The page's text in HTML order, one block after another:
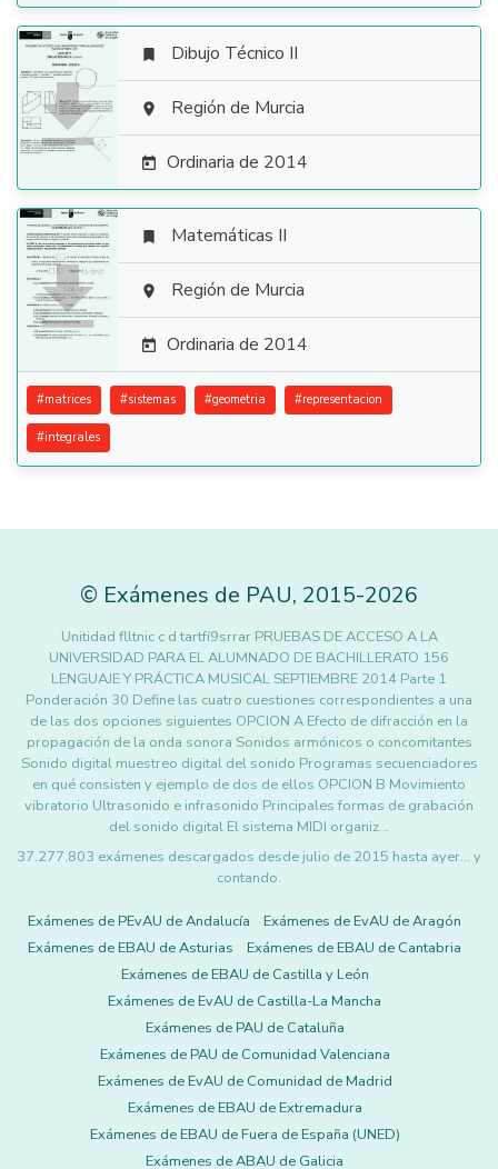

 Dibujo Técnico II
 Región de Murcia
 Ordinaria de 2014

 Matemáticas II
 Región de Murcia
 Ordinaria de 2014
#matrices #sistemas #geometria #representacion
#integrales
© Exámenes de PAU, 2015-2026
Unitidad flltnic c d tartfí9srrar PRUEBAS DE ACCESO A LA
UNIVERSIDAD PARA EL ALUMNADO DE BACHILLERATO 156
LENGUAJE Y PRÁCTICA MUSICAL SEPTIEMBRE 2014 Parte 1
Ponderación 30 Define las cuatro cuestiones correspondientes a una
de las dos opciones siguientes OPCION A Efecto de difracción en la
propagación de la onda sonora Sonidos armónicos o concomitantes
Sonido digital muestreo digital del sonido Programas secuenciadores
en qué consisten y ejemplo de dos de ellos OPCION B Movimiento
vibratorio Ultrasonido e infrasonido Principales formas de grabación
del sonido digital El sistema MIDI organiz…
37.277.803 exámenes descargados desde julio de 2015 hasta ayer... y
contando.
Exámenes de PEvAU de Andalucía
Exámenes de EvAU de Aragón
Exámenes de EBAU de Asturias
Exámenes de EBAU de Cantabria
Exámenes de EBAU de Castilla y León
Exámenes de EvAU de Castilla-La Mancha
Exámenes de PAU de Cataluña
Exámenes de PAU de Comunidad Valenciana
Exámenes de EvAU de Comunidad de Madrid
Exámenes de EBAU de Extremadura
Exámenes de EBAU de Fuera de España (UNED)
Exámenes de ABAU de Galicia